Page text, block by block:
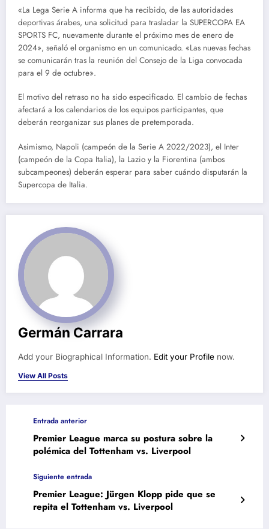
«La Lega Serie A informa que ha recibido, de las autoridades
deportivas árabes, una solicitud para trasladar la SUPERCOPA EA
SPORTS FC, nuevamente durante el próximo mes de enero de
2024», señaló el organismo en un comunicado. «Las nuevas fechas
se comunicarán tras la reunión del Consejo de la Liga convocada
para el 9 de octubre».
El motivo del retraso no ha sido especificado. El cambio de fechas
afectará a los calendarios de los equipos participantes, que
deberán reorganizar sus planes de pretemporada.
Asimismo, Napoli (campeón de la Serie A 2022/2023), el Inter
(campeón de la Copa Italia), la Lazio y la Fiorentina (ambos
subcampeones) deberán esperar para saber cuándo disputarán la
Supercopa de Italia.
Germán Carrara
Add your Biographical Information. Edit your Profile now.
View All Posts
Entrada anterior
Premier League marca su postura sobre la
polémica del Tottenham vs. Liverpool
Siguiente entrada
Premier League: Jürgen Klopp pide que se
repita el Tottenham vs. Liverpool